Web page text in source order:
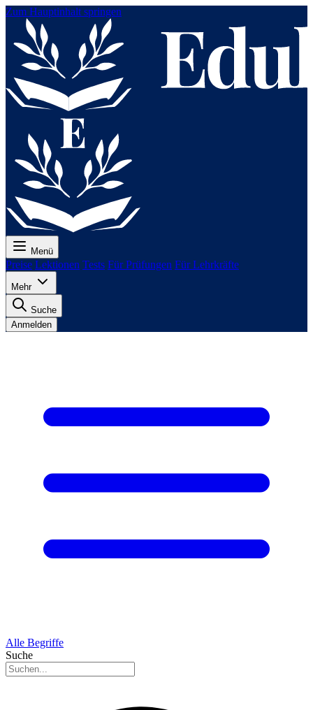
Zum Hauptinhalt springen
Menü
Preise Lektionen Tests Für Prüfungen Für Lehrkräfte
Mehr
Suche
Anmelden
Alle Begriffe
Suche